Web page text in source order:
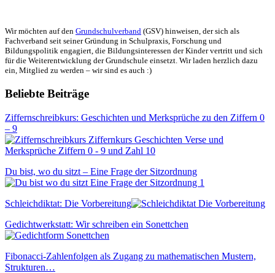
Wir möchten auf den Grundschulverband (GSV) hinweisen, der sich als
Fachverband seit seiner Gründung in Schulpraxis, Forschung und
Bildungspolitik engagiert, die Bildungsinteressen der Kinder vertritt und sich
für die Weiterentwicklung der Grundschule einsetzt. Wir laden herzlich dazu
ein, Mitglied zu werden – wir sind es auch :)
Beliebte Beiträge
Ziffernschreibkurs: Geschichten und Merksprüche zu den Ziffern 0
– 9
Du bist, wo du sitzt – Eine Frage der Sitzordnung
Schleichdiktat: Die Vorbereitung
Gedichtwerkstatt: Wir schreiben ein Sonettchen
Fibonacci-Zahlenfolgen als Zugang zu mathematischen Mustern,
Strukturen…